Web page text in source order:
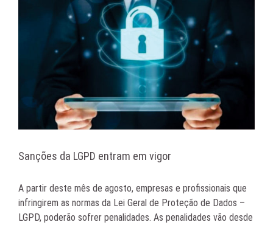
Sanções da LGPD entram em vigor
A partir deste mês de agosto, empresas e profissionais que
infringirem as normas da Lei Geral de Proteção de Dados –
LGPD, poderão sofrer penalidades. As penalidades vão desde